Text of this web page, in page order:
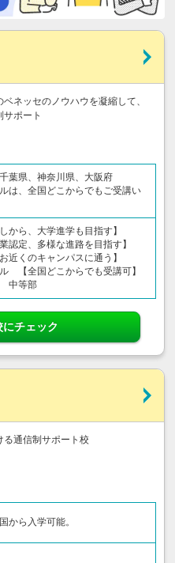
ネッセのノウハウを凝縮して、
サポート
葉県、神奈川県、大阪府
は、全国どこからでもご受講い
ら、大学進学も目指す】
定、多様な進路を目指す】
くのキャンパスに通う】
【全国どこからでも受講可】
中等部
にチェック
る通信制サポート校
から入学可能。